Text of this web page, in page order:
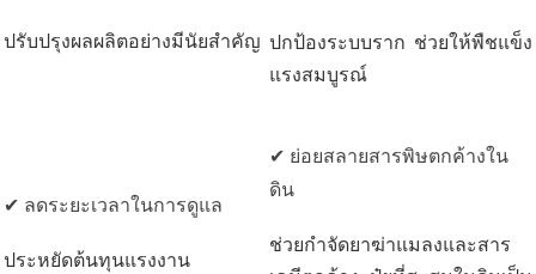
ปรับปรุงผลผลิตอย่างมีนัยสำคัญ ปกป้องระบบราก ช่วยให้พืชแข็ง
แรงสมบูรณ์
✔ ลดระยะเวลาในการดูแล
ประหยัดต้นทุนแรงงาน
✔ ย่อยสลายสารพิษตกค้างใน
ดิน
ช่วยกำจัดยาฆ่าแมลงและสาร